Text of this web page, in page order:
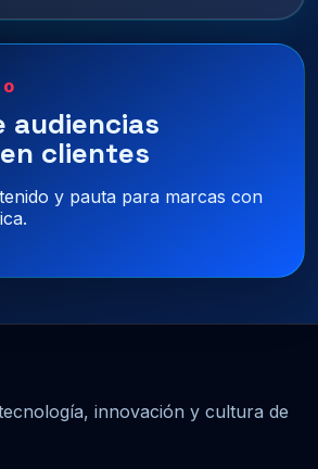
audiencias
clientes
y pauta para marcas con
innovación y cultura de